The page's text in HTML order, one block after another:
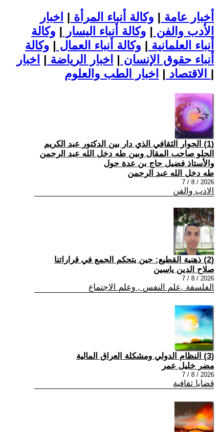
أخبار عامة | وكالة أنباء المرأة | اخبار
الأدب والفن | وكالة أنباء اليسار | وكالة
أنباء العلمانية | وكالة أنباء العمال | وكالة
أنباء حقوق الإنسان | اخبار الرياضة | اخبار
الاقتصاد | |
(1) الحوار الثقافي الذي دار بين الدكتور عبد الكريم
الحلو صاحب المقال وبين طه دخل الله عبد الرحمن
والأستاذ فضيل حاج بن عدة حول
طه دخل الله عبد الرحمن
2026 / 8 / 7
الادب والفن
(2) ذهنية القطيع: حين يتحكم الجمع في قراراتنا
صلاح الدين ياسين
2026 / 8 / 7
الفلسفة ,علم النفس , وعلم الاجتماع
(3) النظام الدولي ومشكلة العراق المالية
مضر خليل عمر
2026 / 8 / 7
قضايا ثقافية